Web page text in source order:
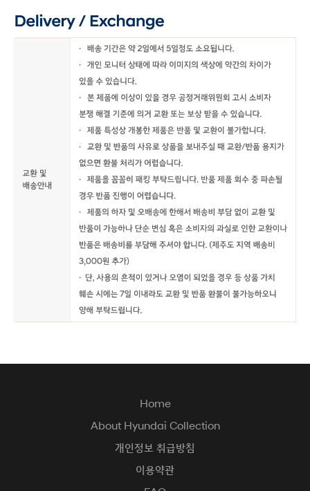
Home
About Hyundai Collection
개인정보 취급방침
이용약관